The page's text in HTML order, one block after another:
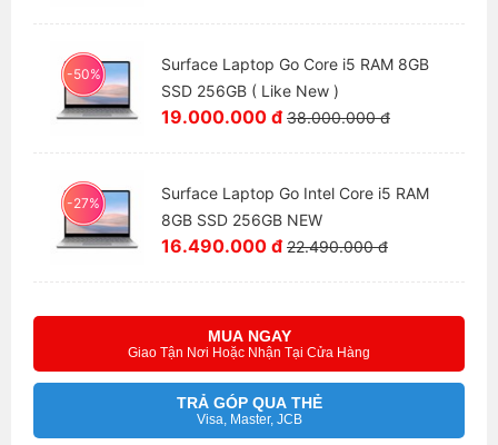
-50%
Surface Laptop Go Core i5 RAM 8GB
SSD 256GB ( Like New )
19.000.000 đ 38.000.000 đ
-27%
Surface Laptop Go Intel Core i5 RAM
8GB SSD 256GB NEW
16.490.000 đ 22.490.000 đ
MUA NGAY
Giao Tận Nơi Hoặc Nhận Tại Cửa Hàng
TRẢ GÓP QUA THẺ
Visa, Master, JCB